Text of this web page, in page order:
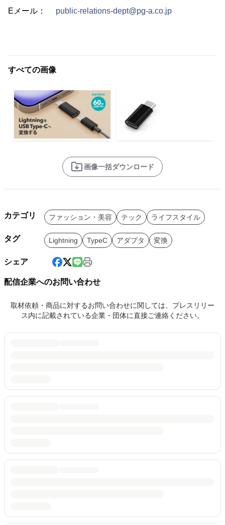
Eメール： public-relations-dept@pg-a.co.jp
すべての画像
画像一括ダウンロード
カテゴリ ファッション・美容 テック ライフスタイル
タグ Lightning TypeC アダプタ 変換
シェア
配信企業へのお問い合わせ
取材依頼・商品に対するお問い合わせに関しては、プレスリリー
ス内に記載されている企業・団体に直接ご連絡ください。